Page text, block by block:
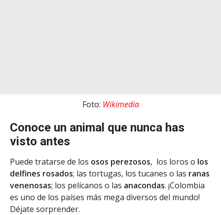
Foto: Wikimedia
Conoce un animal que nunca has
visto antes
Puede tratarse de los osos perezosos, los loros o los
delfines rosados; las tortugas, los tucanes o las ranas
venenosas; los pelícanos o las anacondas. ¡Colombia
es uno de los países más mega diversos del mundo!
Déjate sorprender.